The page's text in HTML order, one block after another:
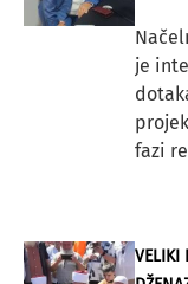
je
fazi
VELIKI